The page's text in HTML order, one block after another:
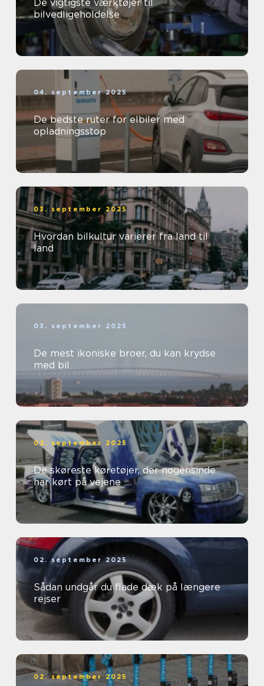
De vigtigste værktøjer til
bilvedligeholdelse
04. september 2025
De bedste ruter for elbiler med
opladningsstop
03. september 2025
Hvordan bilkultur varierer fra land til
land
03. september 2025
De mest ikoniske broer, du kan krydse
med bil
02. september 2025
De skøreste køretøjer, der nogensinde
har kørt på vejene
02. september 2025
Sådan undgår du flade dæk på længere
rejser
02. september 2025